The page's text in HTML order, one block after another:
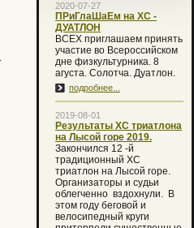
2020-07-27
ПРиГлаШаЕм на XC -
ДУАТЛОН
ВСЕХ приглашаем принять
участие во Всероссийском
дне физкультурника. 8
агуста. Солотча. Дуатлон.
подробнее...
2019-08-01
Результаты ХС триатлона
на Лысой горе 2019.
Закончился 12 -й
традиционный XC
триатлон на Лысой горе.
Организаторы и судьи
облегченно вздохнули. В
этом году беговой и
велосипедный круги